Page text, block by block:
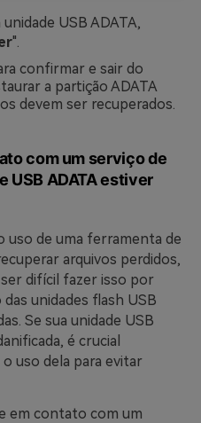
USB ADATA,
".
confirmar e sair do
a partição ADATA
devem ser recuperados.
com um serviço de
USB ADATA estiver
uso de uma ferramenta de
arquivos perdidos,
difícil fazer isso por
unidades flash USB
Se sua unidade USB
é crucial
uso dela para evitar
em contato com um